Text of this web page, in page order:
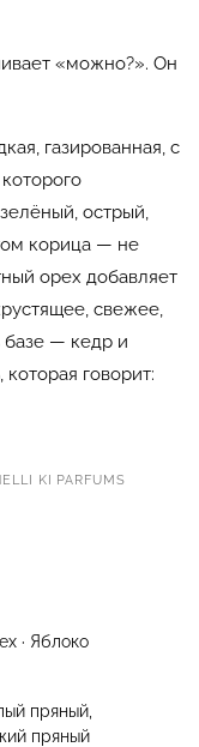
«можно?». Он
газированная, с
острый,
корица — не
орех добавляет
свежее,
базе — кедр и
говорит:
KI PARFUMS
· Яблоко
пряный,
пряный